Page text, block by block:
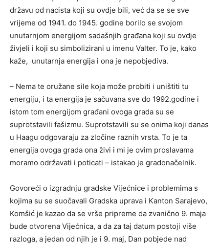
državu od nacista koji su ovdje bili, već da se se sve
vrijeme od 1941. do 1945. godine borilo se svojom
unutarnjom energijom sadašnjih građana koji su ovdje
živjeli i koji su simbolizirani u imenu Valter. To je, kako
kaže, unutarnja energija i ona je nepobjediva.
– Nema te oružane sile koja može probiti i uništiti tu
energiju, i ta energija je sačuvana sve do 1992.godine i
istom tom energijom građani ovoga grada su se
suprotstavili fašizmu. Suprotstavili su se onima koji danas
u Haagu odgovaraju za zločine raznih vrsta. To je ta
energija ovoga grada ona živi i mi je ovim proslavama
moramo održavati i poticati – istakao je gradonačelnik.
Govoreći o izgradnju gradske Vijećnice i problemima s
kojima su se suočavali Gradska uprava i Kanton Sarajevo,
Komšić je kazao da se vrše pripreme da zvanično 9. maja
bude otvorena Vijećnica, a da za taj datum postoji više
razloga, a jedan od njih je i 9. maj, Dan pobjede nad